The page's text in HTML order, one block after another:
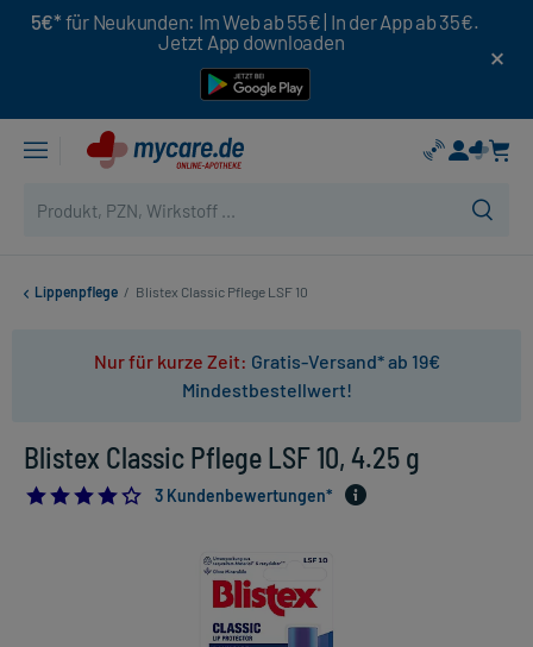
5€* für Neukunden: Im Web ab 55€ | In der App ab 35€.
Jetzt App downloaden
Lippenpflege / Blistex Classic Pflege LSF 10
Nur für kurze Zeit: Gratis-Versand* ab 19€
Mindestbestellwert!
Blistex Classic Pflege LSF 10, 4.25 g
4.0
3 Kundenbewertungen*